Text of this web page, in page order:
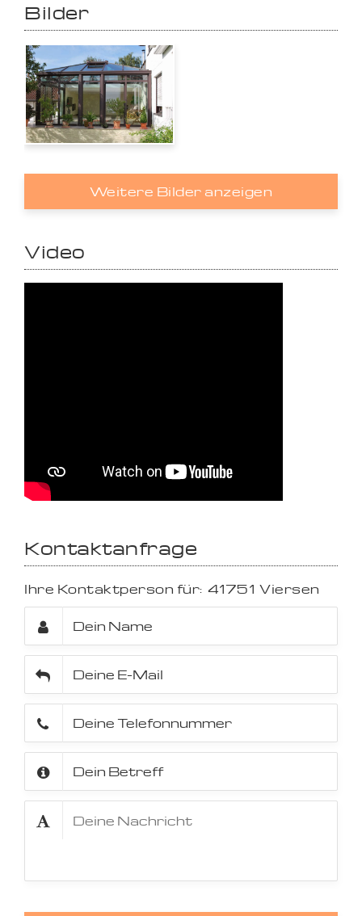
Bilder
Weitere Bilder anzeigen
Video
Kontaktanfrage
Ihre Kontaktperson für: 41751 Viersen